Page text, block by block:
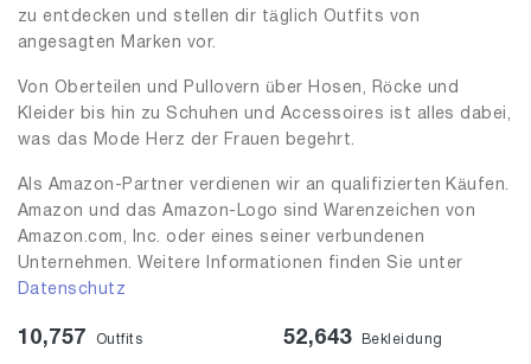
zu entdecken und stellen dir täglich Outfits von
angesagten Marken vor.
Von Oberteilen und Pullovern über Hosen, Röcke und
Kleider bis hin zu Schuhen und Accessoires ist alles dabei,
was das Mode Herz der Frauen begehrt.
Als Amazon-Partner verdienen wir an qualifizierten Käufen.
Amazon und das Amazon-Logo sind Warenzeichen von
Amazon.com, Inc. oder eines seiner verbundenen
Unternehmen. Weitere Informationen finden Sie unter
Datenschutz
10,757 Outfits 52,643 Bekleidung